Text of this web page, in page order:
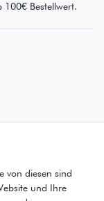
100€ Bestellwert.
von diesen sind
und Ihre